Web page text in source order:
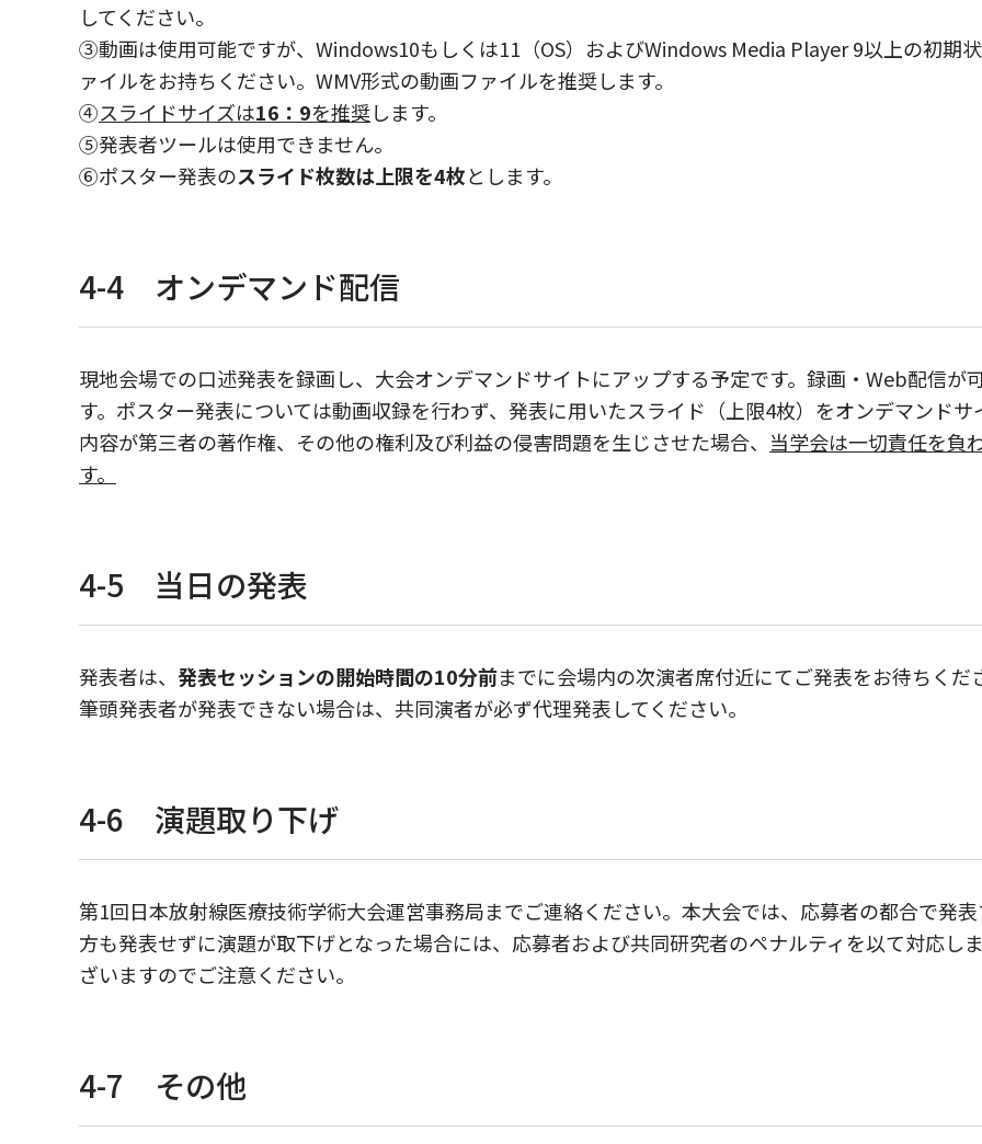
してください。
③動画は使用可能ですが、Windows10もしくは11（OS）およびWindows Media Player 9以上の初期
ァイルをお持ちください。WMV形式の動画ファイルを推奨します。
④スライドサイズは16：9を推奨します。
⑤発表者ツールは使用できません。
⑥ポスター発表のスライド枚数は上限を4枚とします。
4-4 オンデマンド配信
現地会場での口述発表を録画し、大会オンデマンドサイトにアップする予定です。録画・Web配信が
す。ポスター発表については動画収録を行わず、発表に用いたスライド（上限4枚）をオンデマンド
内容が第三者の著作権、その他の権利及び利益の侵害問題を生じさせた場合、 当学会は一切責任を負
す。
4-5 当日の発表
発表者は、 発表セッションの開始時間の10分前までに会場内の次演者席付近にてご発表をお待ちくだ
筆頭発表者が発表できない場合は、共同演者が必ず代理発表してください。
4-6 演題取り下げ
第1回日本放射線医療技術学術大会運営事務局までご連絡ください。本大会では、応募者の都合で発
方も発表せずに演題が取下げとなった場合には、応募者および共同研究者のペナルティを以て対応し
ざいますのでご注意ください。
4-7 その他